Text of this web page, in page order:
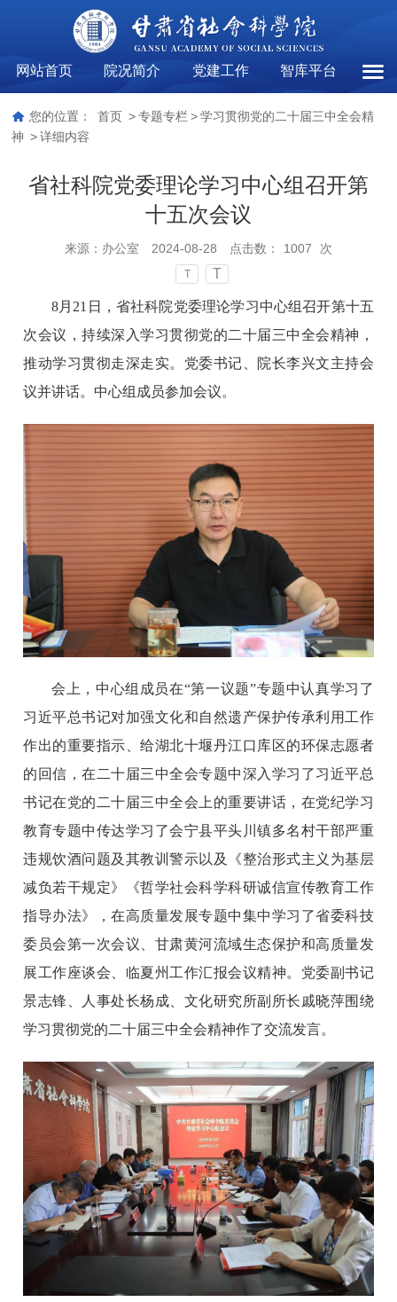
网站首页 院况简介 党建工作 智库平台
学习
您的位置： 首页 > 专题专栏 > 学习贯彻党的二十届三中全会精
神 > 详细内容
省社科院党委理论学习中心组召开第
十五次会议
来源： 办公室 2024-08-28 点击数： 1007 次
T T
8月21日，省社科院党委理论学习中心组召开第十五
次会议，持续深入学习贯彻党的二十届三中全会精神，
推动学习贯彻走深走实。党委书记、院长李兴文主持会
议并讲话。中心组成员参加会议。
会上，中心组成员在“第一议题”专题中认真学习了
习近平总书记对加强文化和自然遗产保护传承利用工作
作出的重要指示、给湖北十堰丹江口库区的环保志愿者
的回信，在二十届三中全会专题中深入学习了习近平总
书记在党的二十届三中全会上的重要讲话，在党纪学习
教育专题中传达学习了会宁县平头川镇多名村干部严重
违规饮酒问题及其教训警示以及《整治形式主义为基层
减负若干规定》《哲学社会科学科研诚信宣传教育工作
指导办法》，在高质量发展专题中集中学习了省委科技
委员会第一次会议、甘肃黄河流域生态保护和高质量发
展工作座谈会、临夏州工作汇报会议精神。党委副书记
景志锋、人事处长杨成、文化研究所副所长戚晓萍围绕
学习贯彻党的二十届三中全会精神作了交流发言。